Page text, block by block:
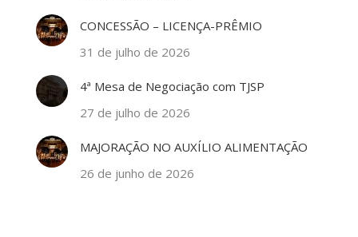
CONCESSÃO – LICENÇA-PRÊMIO
31 de julho de 2026
4ª Mesa de Negociação com TJSP
27 de julho de 2026
MAJORAÇÃO NO AUXÍLIO ALIMENTAÇÃO
26 de junho de 2026